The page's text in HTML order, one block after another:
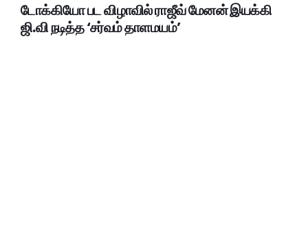
டோக்கியோ பட விழாவில் ராஜீவ் மேனன் இயக்கி
ஜி.வி நடித்த ‘சர்வம் தாளமயம்’